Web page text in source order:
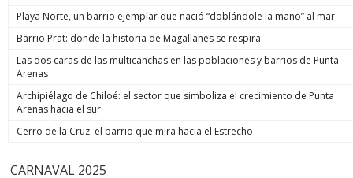
de estos
hoy está
todos los
anunció
Playa Norte, un barrio ejemplar que nació “doblándole la mano” al mar
Barrio Prat: donde la historia de Magallanes se respira
Las dos caras de las multicanchas en las poblaciones y barrios de Punta
Arenas
Archipiélago de Chiloé: el sector que simboliza el crecimiento de Punta
Arenas hacia el sur
Cerro de la Cruz: el barrio que mira hacia el Estrecho
CARNAVAL 2025